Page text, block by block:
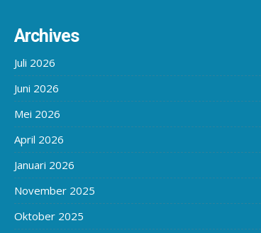
Archives
Juli 2026
Juni 2026
Mei 2026
April 2026
Januari 2026
November 2025
Oktober 2025